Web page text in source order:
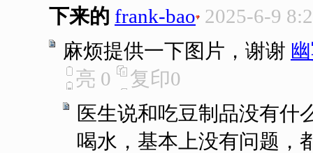
下来的 frank-bao 2025-6-9
麻烦提供一下图片，谢谢
亮 0 复印0
医生说和吃豆制品没有什
喝水，基本上没有问题，